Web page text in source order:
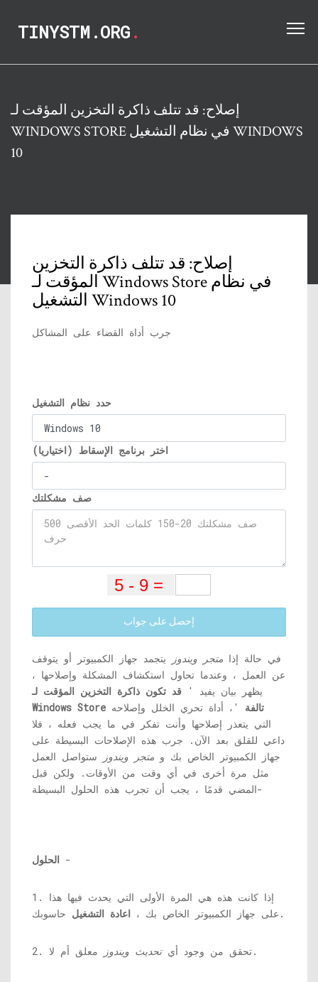
TINYSTM.ORG.
إصلاح: قد تتلف ذاكرة التخزين المؤقت لـ
WINDOWS STORE في نظام التشغيل WINDOWS
10
إصلاح: قد تتلف ذاكرة التخزين
المؤقت لـ Windows Store في نظام
التشغيل Windows 10
جرب أداة القضاء على المشاكل
حدد نظام التشغيل
اختر برنامج الإسقاط (اختياريا)
صف مشكلتك
إحصل على جواب
في حالة إذا متجر ويندوز
يتجمد جهاز الكمبيوتر أو يتوقف
عن العمل ، وعندما تحاول استكشاف المشكلة وإصلاحها ،
يظهر بيان يفيد ' قد تكون ذاكرة التخزين المؤقت لـ
Windows Store تالفة '، أداة تحري الخلل وإصلاحه
التي يتعذر إصلاحها وأنت تفكر في ما يجب فعله ، فلا
داعي للقلق بعد الآن. جرب هذه الإصلاحات البسيطة على
جهاز الكمبيوتر الخاص بك و متجر ويندوز
ستواصل العمل
مثل مرة أخرى في أي وقت من الأوقات. ولكن قبل
المضي قدمًا ، يجب أن تجرب هذه الحلول البسيطة-
الحلول -
1. إذا كانت هذه هي المرة الأولى التي يحدث فيها هذا
على جهاز الكمبيوتر الخاص بك ، اعادة التشغيل حاسوبك.
2. تحقق من وجود أيتحديث ويندوز معلق أم لا.